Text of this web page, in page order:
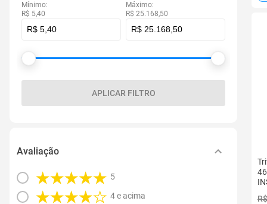
Mínimo:
R$ 5,40
Máximo:
R$ 25.168,50
APLICAR FILTRO
Avaliação
5
4 e acima